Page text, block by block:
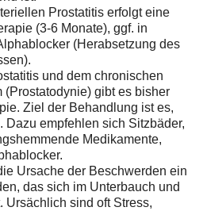
Prostatitis erfolgt eine
(3-6 Monate), ggf. in
(Herabsetzung des
und dem chronischen
(Prostatodynie) gibt es bisher
Ziel der Behandlung ist es,
Dazu empfehlen sich Sitzbäder,
Medikamente,
Ursache der Beschwerden ein
das sich im Unterbauch und
Ursächlich sind oft Stress,